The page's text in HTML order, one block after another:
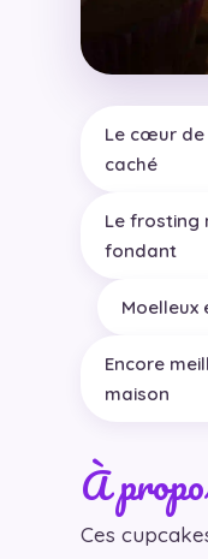
Le cœur de
caché
Le frosting
fondant
Encore
maison
À
Ces